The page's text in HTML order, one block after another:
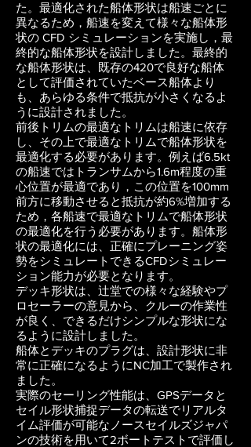
た。最適化された船体形状は船速ごとに
異なるため，船速を変えて様々な船体形
状の CFD シミュレーションを実施し，最
終的な船体形状を設計しました。最終的
な船体形状は、既存の420で良好な船体
として評価されていたベース船体より
も、あらゆる条件で抵抗が小さくなるよ
うに設計されました。
前後トリムの最適なトリムは船速に依存
し、その上で最適なトリムで船体形状を
最適化する必要があります。例えば6.5kt
の船速ではトランサムから1.6m程度の重
心位置が最適であり，この位置を100mm
前方に移動させると抵抗が約6%増加する
ため，各船速で最適なトリムで船体形状
の最適化を行う必要があります。船体形
状の最適化には、正確にプレーニング姿
勢をシミュレートできるCFDシミュレー
ション能力が必要となります。
デッキ形状は、辻堂での様々な経験やプ
ロセーラーの意見から、クルーの作業性
が良く、できるだけシンプルな形状にな
るように設計しました。
船体とデッキのプラグは、設計形状に非
常に正確になるようにNC加工で製作され
ました。
実際のセーリング性能は、GPSデータと
セイル形状捕捉データの転送でリアルタ
イム評価が可能なノースセイルズジャパ
ンの技術を用いて2ボートテストで評価し